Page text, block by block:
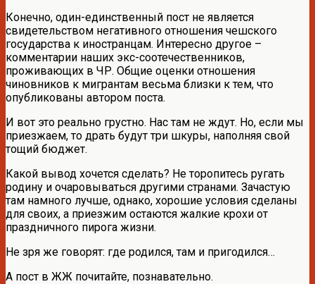
Конечно, один-единственный пост не является
свидетельством негативного отношения чешского
государства к иностранцам. Интересно другое –
комментарии наших экс-соотечественников,
проживающих в ЧР. Общие оценки отношения
чиновников к мигрантам весьма близки к тем, что
опубликованы автором поста.
И вот это реально грустно. Нас там не ждут. Но, если мы
приезжаем, то драть будут три шкуры, наполняя свой
тощий бюджет.
Какой вывод хочется сделать? Не торопитесь ругать
родину и очаровываться другими странами. Зачастую
там намного лучше, однако, хорошие условия сделаны
для своих, а приезжим остаются жалкие крохи от
праздничного пирога жизни.
Не зря же говорят: где родился, там и пригодился…
А пост в ЖЖ почитайте, познавательно.